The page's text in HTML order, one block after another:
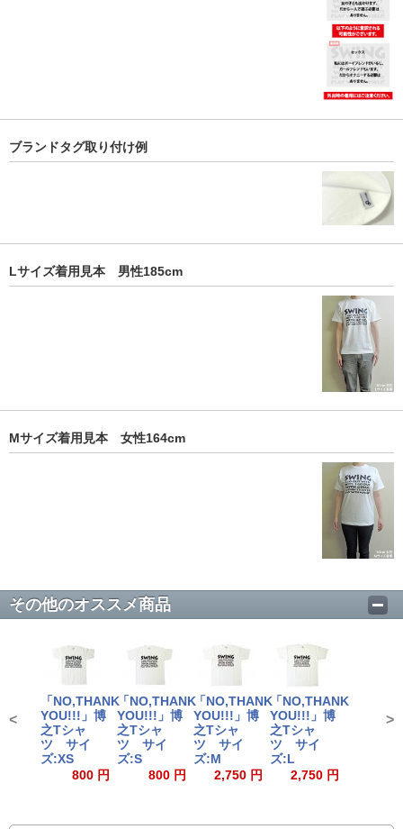
ブランドタグ取り付け例
Lサイズ着用見本 男性185cm
Mサイズ着用見本 女性164cm
その他のオススメ商品
「NO,THANK
YOU!!!」博
之Tシャ
ツ サイ
ズ:XS
800 円
「NO,THANK
YOU!!!」博
之Tシャ
ツ サイ
ズ:S
800 円
「NO,THANK
YOU!!!」博
之Tシャ
ツ サイ
ズ:M
2,750 円
「NO,THANK
YOU!!!」博
之Tシャ
ツ サイ
ズ:L
2,750 円
< >